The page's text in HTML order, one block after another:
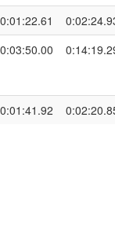
0:01:22.61
0:03:50.00
0:01:41.92